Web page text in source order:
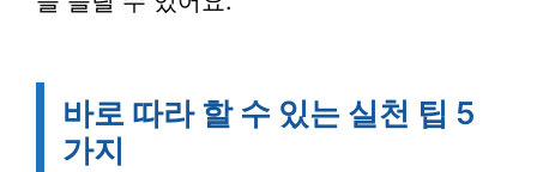
바로 따라 할 수 있는 실천 팁 5
가지